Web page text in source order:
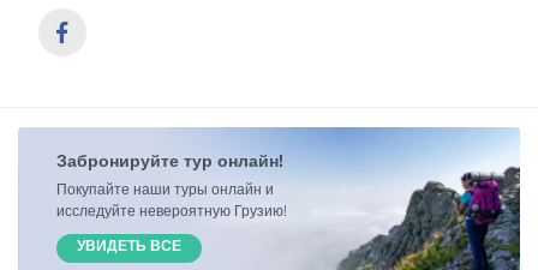
Забронируйте тур онлайн!
Покупайте наши туры онлайн и
исследуйте невероятную Грузию!
УВИДЕТЬ ВСЕ